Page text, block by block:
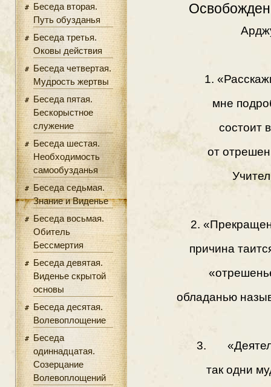
Беседа вторая.
Путь обузданья
Беседа третья.
Оковы действия
Беседа четвертая.
Мудрость жертвы
Беседа пятая.
Бескорыстное
служение
Беседа шестая.
Необходимость
самообузданья
Беседа седьмая.
Знание и Виденье
Беседа восьмая.
Обитель
Бессмертия
Беседа девятая.
Виденье скрытой
основы
Беседа десятая.
Волевоплощение
Беседа
одиннадцатая.
Созерцание
Волевоплощений
1.
мне
состоит
от
2.
причина
обладанью
3.
так одни